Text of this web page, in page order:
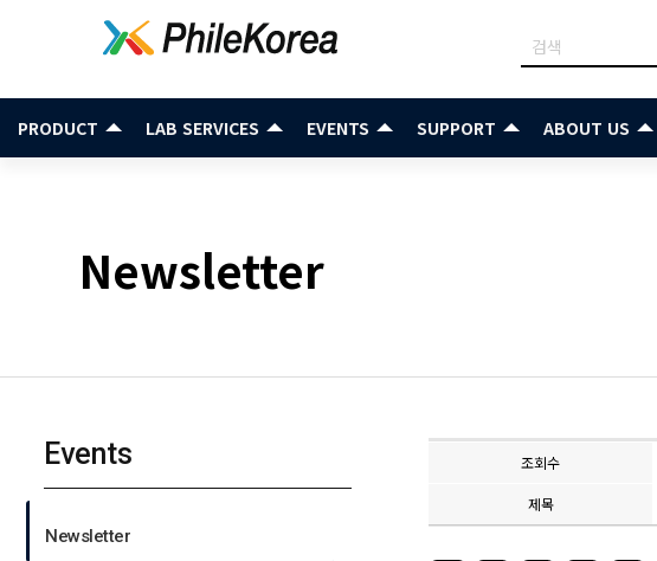
PRODUCT LAB SERVICES EVENTS SUPPORT ABOUT US
Newsletter
Events
Newsletter
조회수
제목